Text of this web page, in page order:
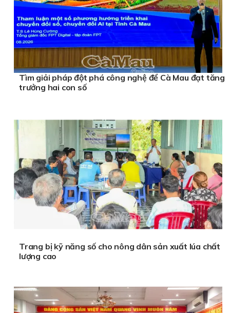
Tìm giải pháp đột phá công nghệ để Cà Mau đạt tăng
trưởng hai con số
Trang bị kỹ năng số cho nông dân sản xuất lúa chất
lượng cao